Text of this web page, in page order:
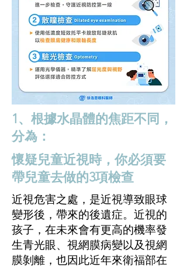
1、根據水晶體的焦距不同，
分為：
懷疑兒童近視時，你必須要
帶兒童去做的3項檢查
近視危害之處，是近視導致眼球
變形後，帶來的後遺症。近視的
孩子，在未來會有更高的機率發
生青光眼、視網膜病變以及視網
膜剝離，也因此近年來衛福部在